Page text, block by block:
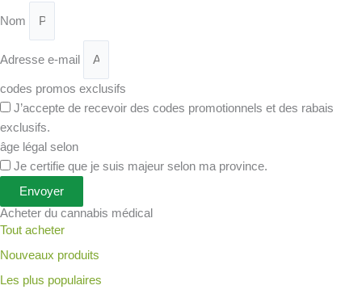
Nom
Adresse e-mail
codes promos exclusifs
J’accepte de recevoir des codes promotionnels et des rabais
exclusifs.
âge légal selon
Je certifie que je suis majeur selon ma province.
Envoyer
Acheter du cannabis médical
Tout acheter
Nouveaux produits
Les plus populaires